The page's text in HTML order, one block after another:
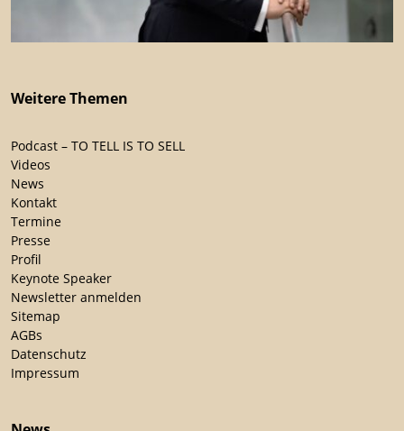
Weitere Themen
Podcast – TO TELL IS TO SELL
Videos
News
Kontakt
Termine
Presse
Profil
Keynote Speaker
Newsletter anmelden
Sitemap
AGBs
Datenschutz
Impressum